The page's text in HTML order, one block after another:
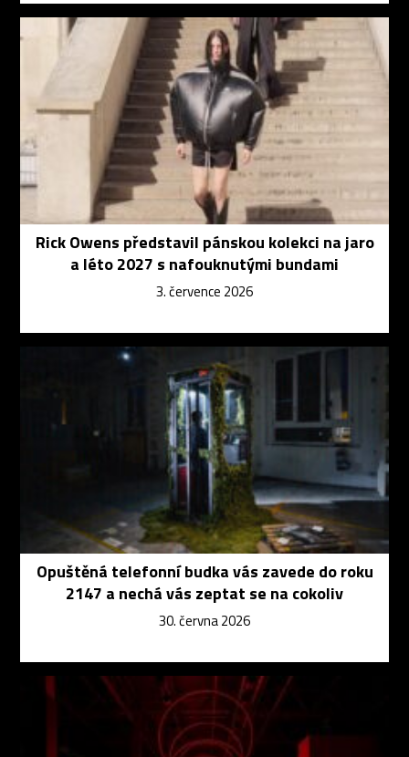
Rick Owens představil pánskou kolekci na jaro
a léto 2027 s nafouknutými bundami
3. července 2026
Opuštěná telefonní budka vás zavede do roku
2147 a nechá vás zeptat se na cokoliv
30. června 2026